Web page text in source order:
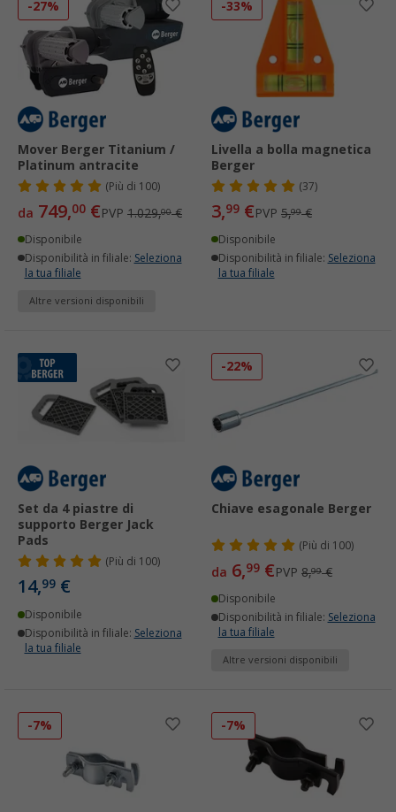
-27%
Mover Berger Titanium /
Platinum antracite
(Più di 100)
da 749,00 €PVP 1.029,00€
Disponibile
Disponibilità in filiale: Seleziona
la tua filiale
Altre versioni disponibili
-33%
Livella a bolla magnetica
Berger
(37)
3,99 €PVP 5,99€
Disponibile
Disponibilità in filiale: Seleziona
la tua filiale
Set da 4 piastre di
supporto Berger Jack
Pads
( Più di 100)
14,99 €
Disponibile
Disponibilità in filiale: Seleziona
la tua filiale
-22%
Chiave esagonale Berger
( Più di 100)
da 6,99 €PVP 8,99€
Disponibile
Disponibilità in filiale: Seleziona
la tua filiale
Altre versioni disponibili
-7% -7%